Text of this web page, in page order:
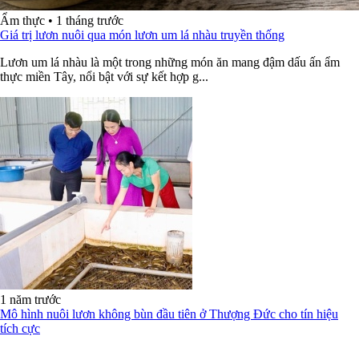
Ẩm thực • 1 tháng trước
Giá trị lươn nuôi qua món lươn um lá nhàu truyền thống
Lươn um lá nhàu là một trong những món ăn mang đậm dấu ấn ẩm
thực miền Tây, nổi bật với sự kết hợp g...
1 năm trước
Mô hình nuôi lươn không bùn đầu tiên ở Thượng Đức cho tín hiệu
tích cực